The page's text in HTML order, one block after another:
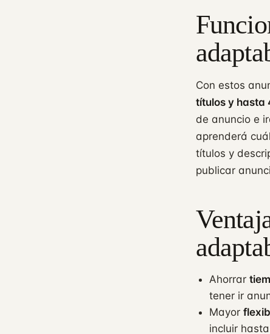
Con estos
títulos y hasta
de anuncio e
aprenderá
títulos y
publicar
Ahorrar
tener ir
Mayor
incluir